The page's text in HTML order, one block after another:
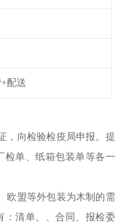
配送
，向检验检疫局申报。提
检单、纸箱包装单等各一
欧盟等外包装为木制的需
：清单、、合同、报检委